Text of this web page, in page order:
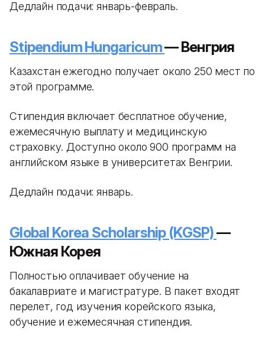
Дедлайн подачи: январь-февраль.
Stipendium Hungaricum— Венгрия
Казахстан ежегодно получает около 250 мест по
этой программе.
Стипендия включает бесплатное обучение,
ежемесячную выплату и медицинскую
страховку. Доступно около 900 программ на
английском языке в университетах Венгрии.
Дедлайн подачи: январь.
Global Korea Scholarship (KGSP)—
Южная Корея
Полностью оплачивает обучение на
бакалавриате и магистратуре. В пакет входят
перелет, год изучения корейского языка,
обучение и ежемесячная стипендия.